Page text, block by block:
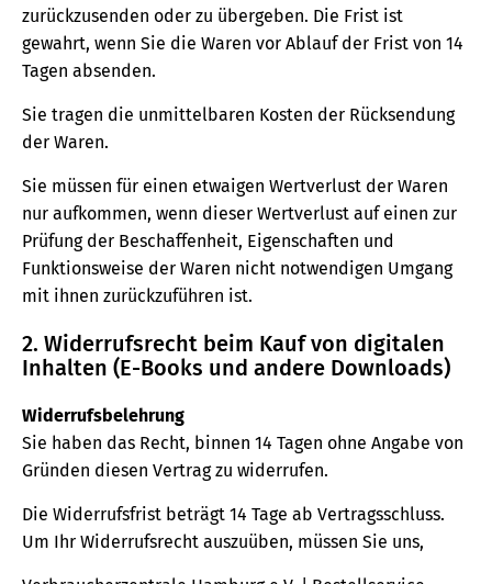
zurückzusenden oder zu übergeben. Die Frist ist
gewahrt, wenn Sie die Waren vor Ablauf der Frist von 14
Tagen absenden.
Sie tragen die unmittelbaren Kosten der Rücksendung
der Waren.
Sie müssen für einen etwaigen Wertverlust der Waren
nur aufkommen, wenn dieser Wertverlust auf einen zur
Prüfung der Beschaffenheit, Eigenschaften und
Funktionsweise der Waren nicht notwendigen Umgang
mit ihnen zurückzuführen ist.
2. Widerrufsrecht beim Kauf von digitalen
Inhalten (E-Books und andere Downloads)
Widerrufsbelehrung
Sie haben das Recht, binnen 14 Tagen ohne Angabe von
Gründen diesen Vertrag zu widerrufen.
Die Widerrufsfrist beträgt 14 Tage ab Vertragsschluss.
Um Ihr Widerrufsrecht auszuüben, müssen Sie uns,